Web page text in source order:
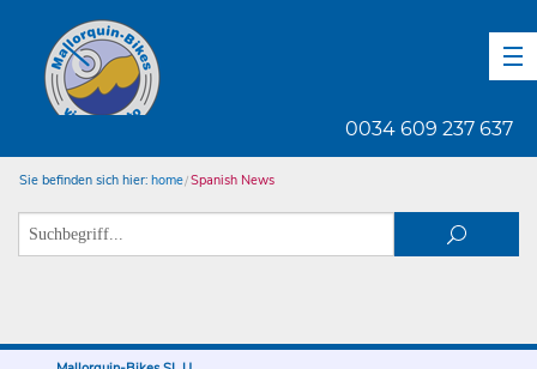
0034 609 237 637
Sie befinden sich hier: home Spanish News